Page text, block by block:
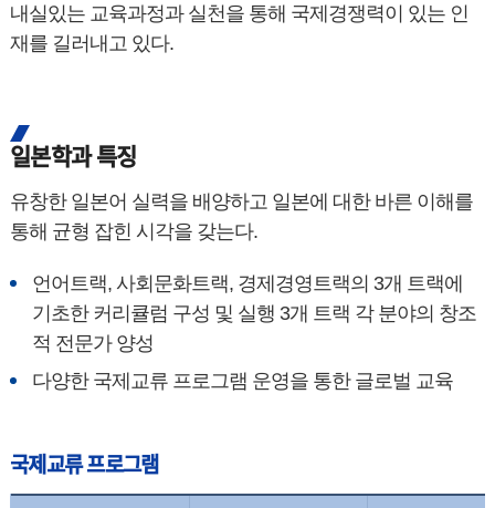
내실있는 교육과정과 실천을 통해 국제경쟁력이 있는 인
재를 길러내고 있다.
일본학과 특징
유창한 일본어 실력을 배양하고 일본에 대한 바른 이해를
통해 균형 잡힌 시각을 갖는다.
언어트랙, 사회문화트랙, 경제경영트랙의 3개 트랙에
기초한 커리큘럼 구성 및 실행 3개 트랙 각 분야의 창조
적 전문가 양성
다양한 국제교류 프로그램 운영을 통한 글로벌 교육
국제교류 프로그램